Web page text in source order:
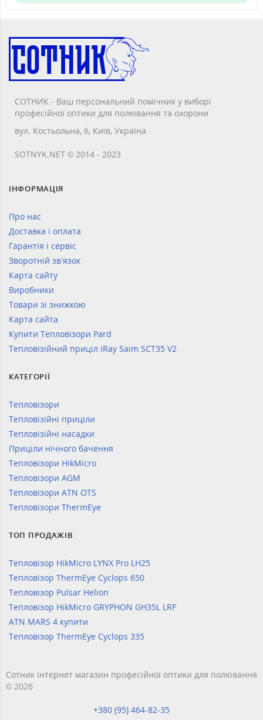
СОТНИК - Ваш персональний помічник у виборі
професійної оптики для полювання та охорони
вул. Костьольна, 6, Київ, Україна
SOTNYK.NET © 2014 - 2023
ІНФОРМАЦІЯ
Про нас
Доставка і оплата
Гарантія і сервіс
Зворотній зв’язок
Карта сайту
Виробники
Товари зі знижкою
Карта сайта
Купити Тепловізори Pard
Тепловізійний приціл iRay Saim SCT35 V2
КАТЕГОРІЇ
Тепловізори
Тепловізійні приціли
Тепловізійні насадки
Приціли нічного бачення
Тепловізори HikMicro
Тепловізори AGM
Тепловізори ATN OTS
Тепловізори ThermEye
ТОП ПРОДАЖІВ
Тепловізор HikMicro LYNX Pro LH25
Тепловізор ThermEye Cyclops 650
Тепловізор Pulsar Helion
Тепловізор HikMicro GRYPHON GH35L LRF
ATN MARS 4 купити
Тепловізор ThermEye Cyclops 335
Сотник інтернет магазин професійної оптики для полювання
© 2026
+380 (95) 464-82-35